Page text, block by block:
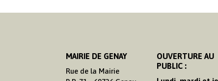
MAIRIE DE GENAY
Rue de la Mairie
OUVERTURE AU
PUBLIC :